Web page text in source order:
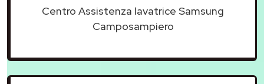
Centro Assistenza lavatrice Samsung
Camposampiero